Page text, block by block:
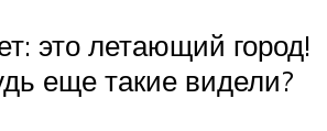
это летающий город!
еще такие видели?